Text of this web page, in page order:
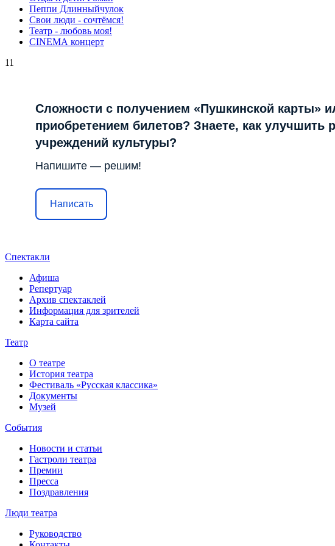
Пеппи Длинныйчулок
Свои люди - сочтёмся!
Театр - любовь моя!
СINЕМА концерт
11
Сложности с получением «Пушкинской карты»
приобретением билетов? Знаете, как улучшить
учреждений культуры?
Напишите — решим!
Написать
Спектакли
Афиша
Репертуар
Архив спектаклей
Информация для зрителей
Карта сайта
Театр
О театре
История театра
Фестиваль «Русская классика»
Документы
Музей
События
Новости и статьи
Гастроли театра
Премии
Пресса
Поздравления
Люди театра
Руководство